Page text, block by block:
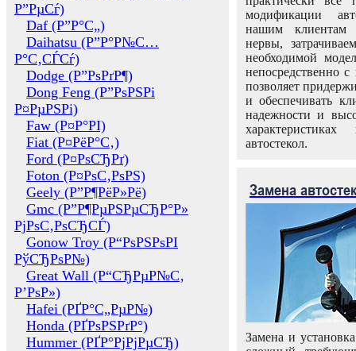
Р”РµСѓ)
Daf (Р”Р°С„)
Daihatsu (Р”Р°Р№С…
Р°С‚СЃСѓ)
Dodge (Р”РѕРґР¶)
Dong Feng (Р”РѕРЅРі
Р¤РµРЅРі)
Faw (Р¤Р°РІ)
Fiat (Р¤РёР°С‚)
Ford (Р¤РѕСЂРґ)
Foton (Р¤РѕС‚РѕРЅ)
Geely (Р”Р¶РёР»Рё)
Gmc (Р”Р¶РµРЅРµСЂР°Р»
РјРѕС‚РѕСЂСЃ)
Gonow Troy (Р“РѕРЅРѕРІ
РўСЂРѕР№)
Great Wall (Р“СЂРµР№С‚
Р’РѕР»)
Hafei (РҐР°С„РµР№)
Honda (РҐРѕРЅРґР°)
Hummer (РҐР°РјРјРµСЂ)
модификации
нашим клиентам
нервы,
необходимой
непосредственно
позволяет
и обеспечивать
надежности и
автостекол.
Замена
Замена и